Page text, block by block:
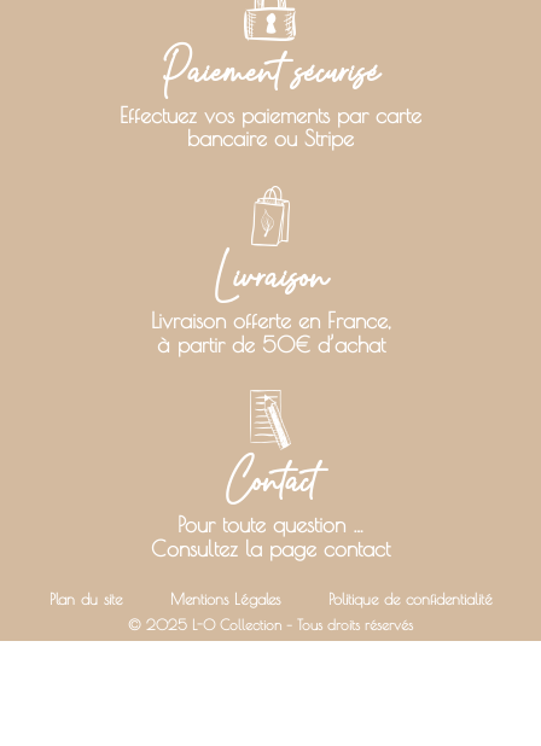
Paiement sécurisé
Effectuez vos paiements par carte
bancaire ou Stripe
Livraison
Livraison offerte en France,
à partir de 50€ d’achat
Contact
Pour toute question …
Consultez la page contact
Plan du site Mentions Légales Politique de confidentialité
© 2025 L-O Collection – Tous droits réservés